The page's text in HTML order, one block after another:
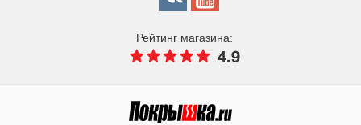
Рейтинг магазина:
4.9